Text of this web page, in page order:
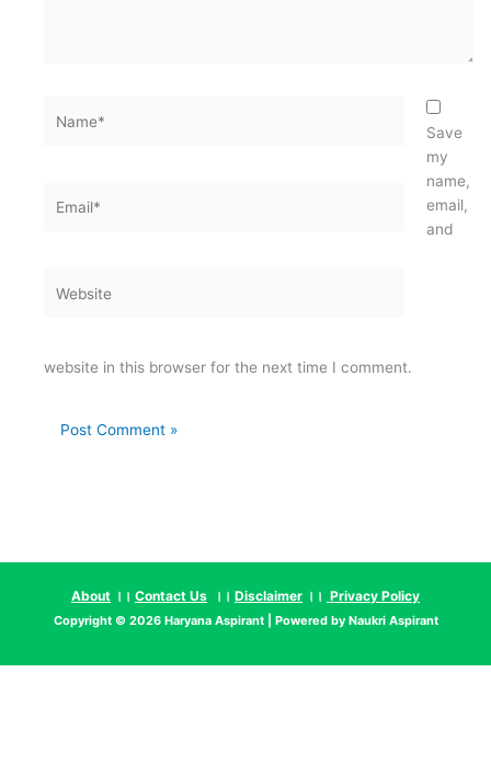
Save
my
name,
email,
and
website in this browser for the next time I comment.
About ।। Contact Us ।। Disclaimer ।। Privacy Policy
Copyright © 2026 Haryana Aspirant| Powered by Naukri Aspirant